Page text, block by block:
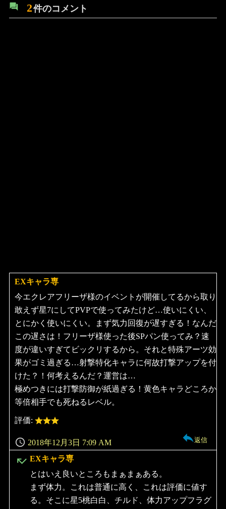
2件のコメント
EXキャラ専
よ
り:
2018年12月3日 7:09 AM
今エクレアフリーザ様のイベントが開催してるから取り
敢えず星7にしてPVPで使ってみたけど…使いにくい、
とにかく使いにくい。まず気力回復が遅すぎる！なんだ
この遅さは！フリーザ様使った後SPパン使ってみ？速
度が違いすぎてビックリするから。それと特殊アーツ効
果がゴミ過ぎる…射撃特化キャラに何故打撃アップを付
けた？！何考えるんだ？運営は…
極めつきには打撃防御が紙過ぎる！黄色キャラどころか
等倍相手でも死ねるレベル。
評価:
返信
EXキャラ専
よ
とはいえ良いところもまぁまぁある。
まず体力。これは普通に高く、これは評価に値す
る。そこに星5桃白白、チルド、体力アップフラグ